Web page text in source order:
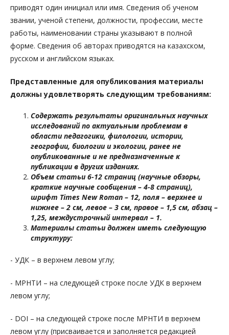
приводят один инициал или имя. Сведения об ученом
звании, ученой степени, должности, профессии, месте
работы, наименовании страны указывают в полной
форме. Сведения об авторах приводятся на казахском,
русском и английском языках.
Представленные для опубликования материалы
должны удовлетворять следующим требованиям:
Содержать результаты оригинальных научных
исследований по актуальным проблемам в
области педагогики, филологии, истории,
географии, биологии и экологии, ранее не
опубликованные и не предназначенные к
публикации в других изданиях.
Объем статьи 6-12 страниц (научные обзоры,
краткие научные сообщения – 4-8 страниц),
шрифт Times New Roman – 12, поля – верхнее и
нижнее – 2 см, левое – 3 см, правое – 1,5 см, абзац –
1,25, междустрочный интервал – 1.
Материалы статьи должен иметь следующую
структуру:
- УДК – в верхнем левом углу;
- МРНТИ – на следующей строке после УДК в верхнем
левом углу;
- DOI – на следующей строке после МРНТИ в верхнем
левом углу (присваивается и заполняется редакцией